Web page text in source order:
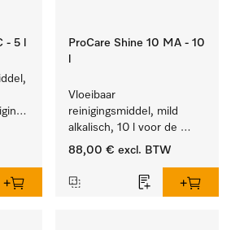
- 5 l
ProCare Shine 10 MA - 10
Vloeibaar
reinigingsmiddel, mild
alkalisch, 10 l voor de
reiniging van lichte
bestek en glazen.
88,00 € excl. BTW